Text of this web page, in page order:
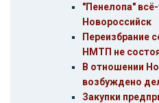
"Пенелопа"
Новороссийск
Переизбрание
НМТП не
В отношении
возбуждено
Закупки